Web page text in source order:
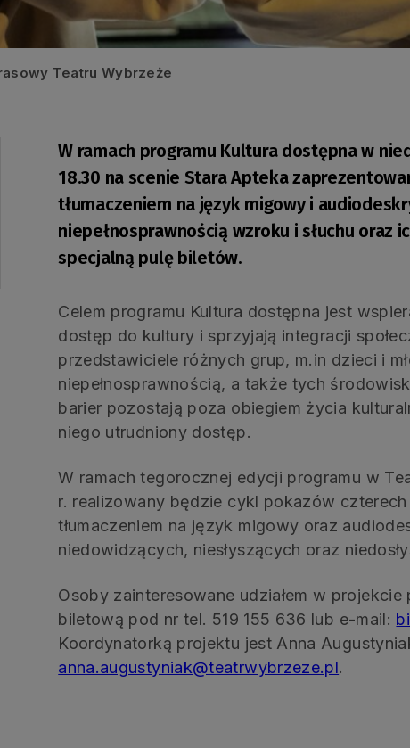
Teatru Wybrzeże
W ramach programu Kultura dostępna w
18.30 na scenie Stara Apteka
tłumaczeniem na język migowy i
niepełnosprawnością wzroku i słuchu oraz
specjalną pulę biletów.
Celem programu Kultura dostępna jest
dostęp do kultury i sprzyjają integracji
przedstawiciele różnych grup, m.in dzieci i
niepełnosprawnością, a także tych
barier pozostają poza obiegiem życia
niego utrudniony dostęp.
W ramach tegorocznej edycji programu w
r. realizowany będzie cykl pokazów
tłumaczeniem na język migowy oraz
niedowidzących, niesłyszących oraz
Osoby zainteresowane udziałem w
biletową pod nr tel. 519 155 636 lub e-mail:
Koordynatorką projektu jest Anna
anna.augustyniak@teatrwybrzeze.pl.